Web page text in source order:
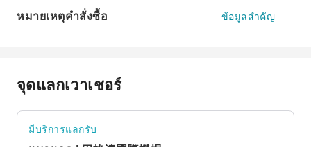
หมายเหตุคำสั่งซื้อ ข้อมูลสำคัญ
จุดแลกเวาเชอร์
มีบริการแลกรับ